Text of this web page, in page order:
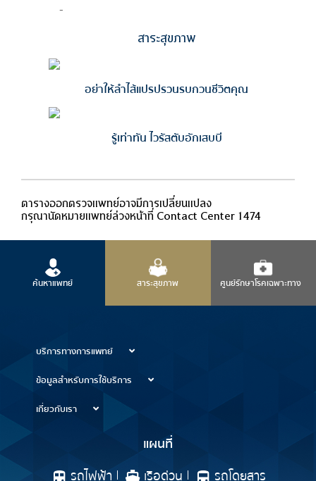
-
สาระสุขภาพ
อย่าให้ลำไส้แปรปรวนรบกวนชีวิตคุณ
รู้เท่าทัน ไวรัสตับอักเสบบี
ตารางออกตรวจแพทย์อาจมีการเปลี่ยนแปลง
กรุณานัดหมายแพทย์ล่วงหน้าที่ Contact Center 1474
ค้นหาแพทย์ สาระสุขภาพ ศูนย์รักษาโรคเฉพาะทาง
บริการทางการแพทย์
ข้อมูลสำหรับการใช้บริการ
เกี่ยวกับเรา
แผนที่
รถไฟฟ้า
เรือด่วน รถโดยสาร